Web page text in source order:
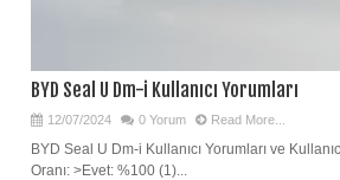
BYD Seal U Dm-i Kullanıcı Yorumları
12/07/2024 0 Yorum Read More...
BYD Seal U Dm-i Kullanıcı Yorumları ve
Oranı: >Evet: %100 (1)...